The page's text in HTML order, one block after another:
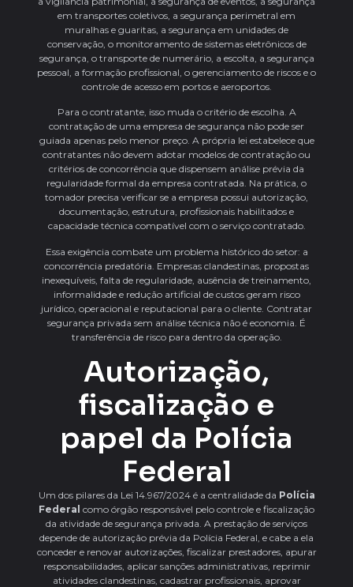
em transportes coletivos, a segurança perimetral em
muralhas e guaritas, a segurança em unidades de
conservação, o monitoramento de sistemas eletrônicos de
segurança, o transporte de numerário, a escolta, a segurança
pessoal, a formação profissional, o gerenciamento de riscos e o
controle de acesso em portos e aeroportos.
Para o contratante, isso muda o critério de escolha. A
contratação de uma empresa de segurança não pode ser
guiada apenas pelo menor preço. A própria lei estabelece que
contratantes não devem adotar modelos de contratação ou
critérios de concorrência que dispensem análise prévia da
regularidade formal da empresa contratada. Na prática, o
tomador precisa verificar se a empresa possui autorização,
documentação, estrutura, profissionais habilitados e
capacidade técnica compatível com o serviço contratado.
Essa exigência combate um problema histórico do setor: a
concorrência predatória. Empresas clandestinas, propostas
inexequíveis, falta de regularidade, ausência de treinamento,
informalidade e redução artificial de custos geram risco
jurídico, operacional e reputacional para o cliente. Contratar
segurança privada sem análise técnica não é economia. É
transferência de risco para dentro da operação.
Autorização,
fiscalização e
papel da Polícia
Federal
Um dos pilares da Lei 14.967/2024 é a centralidade da Polícia
Federal como órgão responsável pelo controle e fiscalização
da atividade de segurança privada. A prestação de serviços
depende de autorização prévia da Polícia Federal, e cabe a ela
conceder e renovar autorizações, fiscalizar prestadores, apurar
responsabilidades, aplicar sanções administrativas, reprimir
atividades clandestinas, cadastrar profissionais, aprovar